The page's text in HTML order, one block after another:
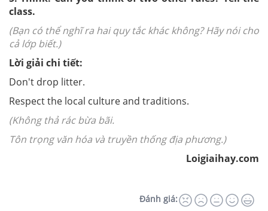
class.
(Bạn có thể nghĩ ra hai quy tắc khác không? Hãy nói cho
cả lớp biết.)
Lời giải chi tiết:
Don't drop litter.
Respect the local culture and traditions.
(Không thả rác bừa bãi.
Tôn trọng văn hóa và truyền thống địa phương.)
Loigiaihay.com
Đánh giá: